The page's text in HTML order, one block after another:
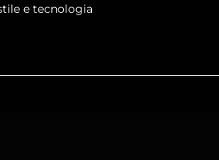
e tecnologia